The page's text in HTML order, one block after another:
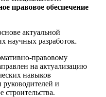
правовое обеспечение
актуальной
научных разработок.
правовому
на актуализацию
навыков
руководителей и
строительства.